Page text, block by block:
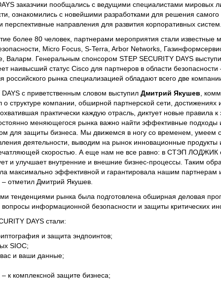
заказчики пообщались с ведущими специалистами мировых
ознакомились с новейшими разработками для решения самого
направления для развития корпоративных систем.
более 80 человек, партнерами мероприятия стали известные
Micro Focus, S-Terra, Arbor Networks,
Валарм. Генеральным спонсором STEP SECURITY DAYS
наивысший статус Cisco для партнеров в области безопасности
российского рынка специализацией обладают всего две
с приветственным словом выступил Дмитрий Якушев ,
компании, обширной партнерской сети, достижениях
практически каждую отрасль, диктует новые правила к
меняющегося рынка важно найти эффективные подходы
для защиты бизнеса. Мы движемся в ногу со временем, умеем
деятельности, выводим на рынок инновационные
скоростью. А еще нам не все равно: в СТЭП ЛОДЖИК
и улучшает внутренние и внешние бизнес-процессы. Таким
максимально эффективной и гарантировала нашим партнерам
– отметил Дмитрий Якушев.
тенденциями рынка была подготовлена обширная деловая
вопросы информационной безопасности и защиты критических
DAYS стали:
и защита эндпоинтов;
SIOC;
и ваши данные;
к комплексной защите бизнеса;